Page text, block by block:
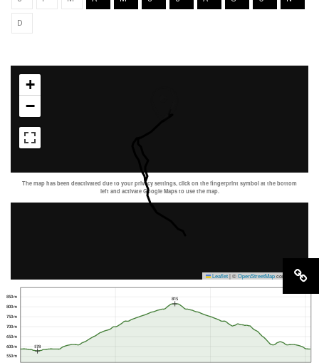
D
The map has been deactivated due to your privacy settings, click on the fingerprint symbol at the bottom
left and activate Google Maps to use the map.
+
−
Leaflet|©OpenStreetMapcontributors
550 m
600 m
650 m
700 m
750 m
800 m
850 m
578
815